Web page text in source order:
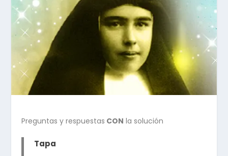
Preguntas y respuestas CON la solución
Tapa